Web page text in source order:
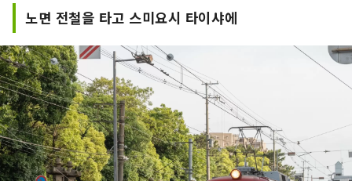
노면 전철을 타고 스미요시 타이샤에